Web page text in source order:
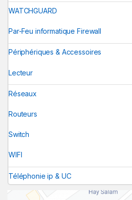
WATCHGUARD
Par-Feu informatique Firewall
Périphériques & Accessoires
Lecteur
Réseaux
Routeurs
Switch
WIFI
Téléphonie ip & UC